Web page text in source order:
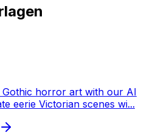
Gothic horror art with our AI
eerie Victorian scenes wi...